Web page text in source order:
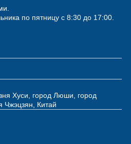
по пятницу с 8:30 до 17:00.
Хуси, город Люши, город
Чжэцзян, Китай